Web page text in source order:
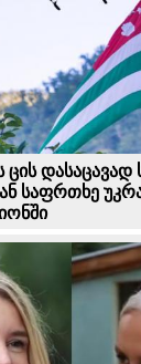
ცის დასაცავად
საფრთხე